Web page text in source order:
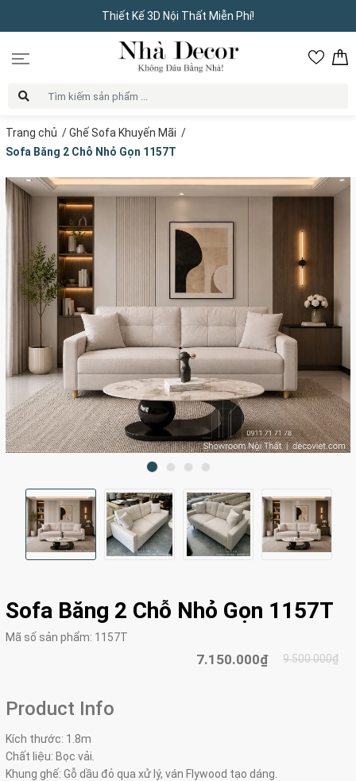
Thiết Kế 3D Nội Thất Miễn Phí!
Trang chủ /Ghế Sofa Khuyến Mãi /
Sofa Băng 2 Chỗ Nhỏ Gọn 1157T
Sofa Băng 2 Chỗ Nhỏ Gọn 1157T
Mã số sản phẩm: 1157T
7.150.000₫ 9.500.000₫
Product Info
Kích thước: 1.8m
Chất liệu: Bọc vải.
Khung ghế: Gỗ dầu đỏ qua xử lý, ván Flywood tạo dáng.